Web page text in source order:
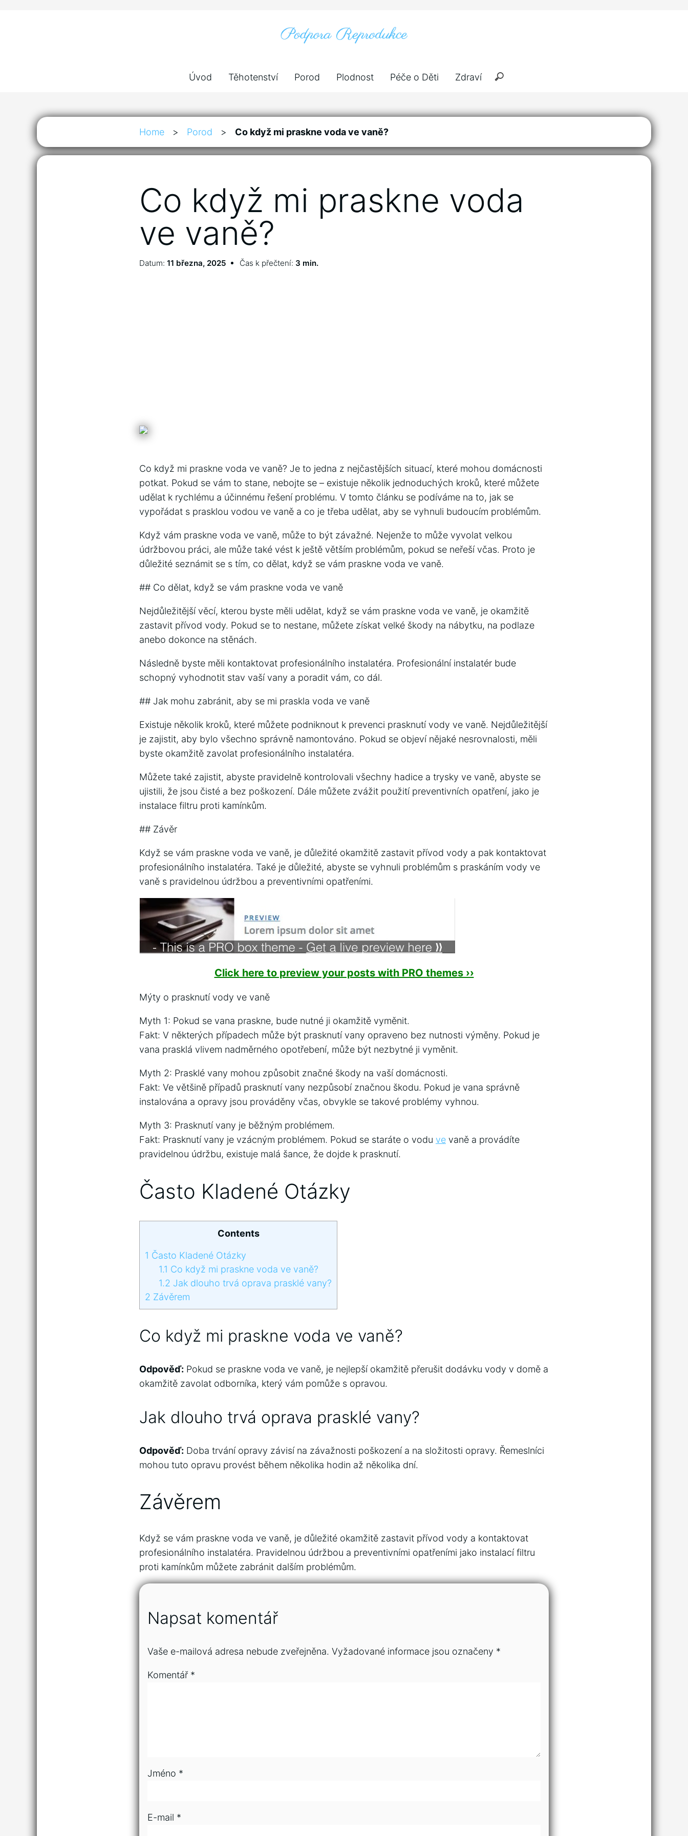
Úvod Těhotenství Porod Plodnost Péče o Děti Zdraví
Home > Porod > Co když mi praskne voda ve vaně?
Co když mi praskne voda
ve vaně?
Datum: 11 března, 2025 Čas k přečtení: 3 min.
Co když mi praskne voda ve vaně? Je to jedna z nejčastějších situací, které mohou domácnosti
potkat. Pokud se vám to stane, nebojte se – existuje několik jednoduchých kroků, které můžete
udělat k rychlému a účinnému řešení problému. V tomto článku se podíváme na to, jak se
vypořádat s prasklou vodou ve vaně a co je třeba udělat, aby se vyhnuli budoucím problémům.
Když vám praskne voda ve vaně, může to být závažné. Nejenže to může vyvolat velkou
údržbovou práci, ale může také vést k ještě větším problémům, pokud se neřeší včas. Proto je
důležité seznámit se s tím, co dělat, když se vám praskne voda ve vaně.
## Co dělat, když se vám praskne voda ve vaně
Nejdůležitější věcí, kterou byste měli udělat, když se vám praskne voda ve vaně, je okamžitě
zastavit přívod vody. Pokud se to nestane, můžete získat velké škody na nábytku, na podlaze
anebo dokonce na stěnách.
Následně byste měli kontaktovat profesionálního instalatéra. Profesionální instalatér bude
schopný vyhodnotit stav vaší vany a poradit vám, co dál.
## Jak mohu zabránit, aby se mi praskla voda ve vaně
Existuje několik kroků, které můžete podniknout k prevenci prasknutí vody ve vaně. Nejdůležitější
je zajistit, aby bylo všechno správně namontováno. Pokud se objeví nějaké nesrovnalosti, měli
byste okamžitě zavolat profesionálního instalatéra.
Můžete také zajistit, abyste pravidelně kontrolovali všechny hadice a trysky ve vaně, abyste se
ujistili, že jsou čisté a bez poškození. Dále můžete zvážit použití preventivních opatření, jako je
instalace filtru proti kamínkům.
## Závěr
Když se vám praskne voda ve vaně, je důležité okamžitě zastavit přívod vody a pak kontaktovat
profesionálního instalatéra. Také je důležité, abyste se vyhnuli problémům s praskáním vody ve
vaně s pravidelnou údržbou a preventivními opatřeními.
Click here to preview your posts with PRO themes ››
Mýty o prasknutí vody ve vaně
Myth 1: Pokud se vana praskne, bude nutné ji okamžitě vyměnit.
Fakt: V některých případech může být prasknutí vany opraveno bez nutnosti výměny. Pokud je
vana prasklá vlivem nadměrného opotřebení, může být nezbytné ji vyměnit.
Myth 2: Prasklé vany mohou způsobit značné škody na vaší domácnosti.
Fakt: Ve většině případů prasknutí vany nezpůsobí značnou škodu. Pokud je vana správně
instalována a opravy jsou prováděny včas, obvykle se takové problémy vyhnou.
Myth 3: Prasknutí vany je běžným problémem.
Fakt: Prasknutí vany je vzácným problémem. Pokud se staráte o vodu ve vaně a provádíte
pravidelnou údržbu, existuje malá šance, že dojde k prasknutí.
Často Kladené Otázky
Contents
1 Často Kladené Otázky
1.1 Co když mi praskne voda ve vaně?
1.2 Jak dlouho trvá oprava prasklé vany?
2 Závěrem
Co když mi praskne voda ve vaně?
Odpověď: Pokud se praskne voda ve vaně, je nejlepší okamžitě přerušit dodávku vody v domě a
okamžitě zavolat odborníka, který vám pomůže s opravou.
Jak dlouho trvá oprava prasklé vany?
Odpověď: Doba trvání opravy závisí na závažnosti poškození a na složitosti opravy. Řemeslníci
mohou tuto opravu provést během několika hodin až několika dní.
Závěrem
Když se vám praskne voda ve vaně, je důležité okamžitě zastavit přívod vody a kontaktovat
profesionálního instalatéra. Pravidelnou údržbou a preventivními opatřeními jako instalací filtru
proti kamínkům můžete zabránit dalším problémům.
Napsat komentář
Vaše e-mailová adresa nebude zveřejněna. Vyžadované informace jsou označeny *
Komentář *
Jméno *
E-mail *